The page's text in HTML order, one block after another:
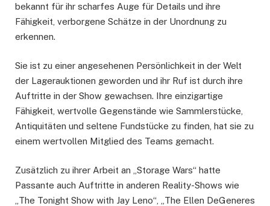
bekannt für ihr scharfes Auge für Details und ihre
Fähigkeit, verborgene Schätze in der Unordnung zu
erkennen.
Sie ist zu einer angesehenen Persönlichkeit in der Welt
der Lagerauktionen geworden und ihr Ruf ist durch ihre
Auftritte in der Show gewachsen. Ihre einzigartige
Fähigkeit, wertvolle Gegenstände wie Sammlerstücke,
Antiquitäten und seltene Fundstücke zu finden, hat sie zu
einem wertvollen Mitglied des Teams gemacht.
Zusätzlich zu ihrer Arbeit an „Storage Wars“ hatte
Passante auch Auftritte in anderen Reality-Shows wie
„The Tonight Show with Jay Leno“, „The Ellen DeGeneres